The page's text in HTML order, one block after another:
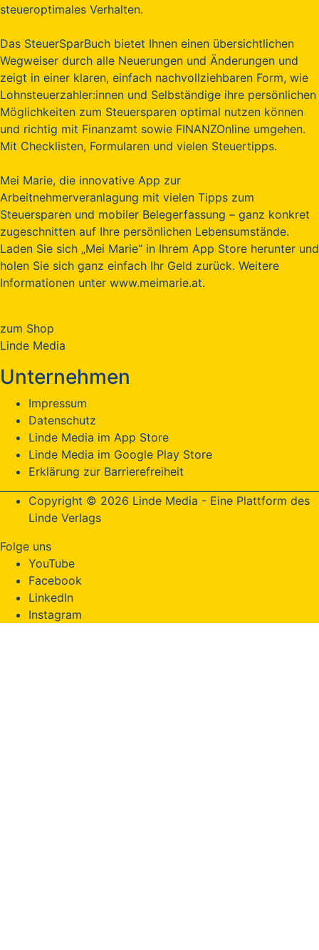
steueroptimales Verhalten.
Das SteuerSparBuch bietet Ihnen einen übersichtlichen
Wegweiser durch alle Neuerungen und Änderungen und
zeigt in einer klaren, einfach nachvollziehbaren Form, wie
Lohnsteuerzahler:innen und Selbständige ihre persönlichen
Möglichkeiten zum Steuersparen optimal nutzen können
und richtig mit Finanzamt sowie FINANZOnline umgehen.
Mit Checklisten, Formularen und vielen Steuertipps.
Mei Marie, die innovative App zur
Arbeitnehmerveranlagung mit vielen Tipps zum
Steuersparen und mobiler Belegerfassung – ganz konkret
zugeschnitten auf Ihre persönlichen Lebensumstände.
Laden Sie sich „Mei Marie“ in Ihrem App Store herunter und
holen Sie sich ganz einfach Ihr Geld zurück. Weitere
Informationen unter www.meimarie.at.
zum Shop
Linde Media
Unternehmen
Impressum
Datenschutz
Linde Media im App Store
Linde Media im Google Play Store
Erklärung zur Barrierefreiheit
Copyright © 2026 Linde Media - Eine Plattform des
Linde Verlags
Folge uns
YouTube
Facebook
LinkedIn
Instagram